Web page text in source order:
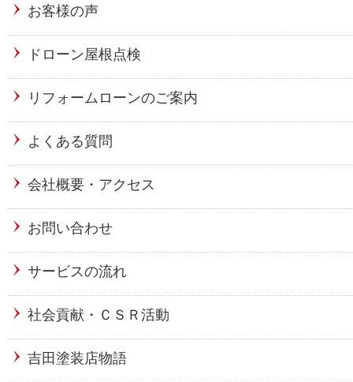
お客様の声
ドローン屋根点検
リフォームローンのご案内
よくある質問
会社概要・アクセス
お問い合わせ
サービスの流れ
社会貢献・ＣＳＲ活動
吉田塗装店物語